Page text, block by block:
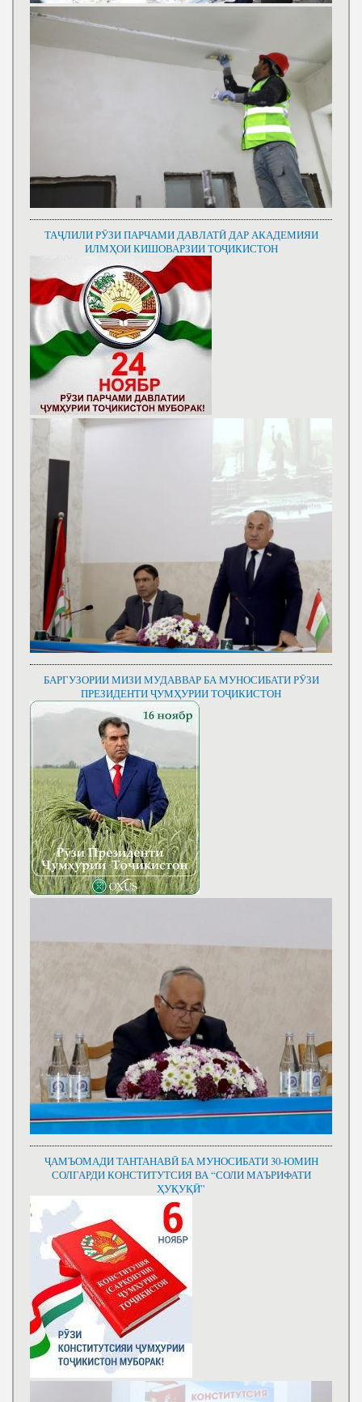
ТАҶЛИЛИ РӮЗИ ПАРЧАМИ ДАВЛАТӢ ДАР АКАДЕМИЯИ
ИЛМҲОИ КИШОВАРЗИИ ТОҶИКИСТОН
БАРГУЗОРИИ МИЗИ МУДАВВАР БА МУНОСИБАТИ РӮЗИ
ПРЕЗИДЕНТИ ҶУМҲУРИИ ТОҶИКИСТОН
ҶАМЪОМАДИ ТАНТАНАВӢ БА МУНОСИБАТИ 30-ЮМИН
СОЛГАРДИ КОНСТИТУТСИЯ ВА “СОЛИ МАЪРИФАТИ
ҲУҚУҚӢ”